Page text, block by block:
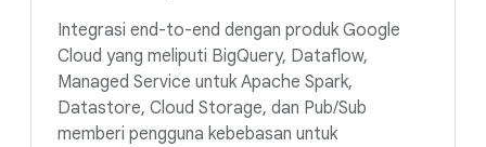
Integrasi end-to-end dengan produk Google
Cloud yang meliputi BigQuery, Dataflow,
Managed Service untuk Apache Spark,
Datastore, Cloud Storage, dan Pub/Sub
memberi pengguna kebebasan untuk